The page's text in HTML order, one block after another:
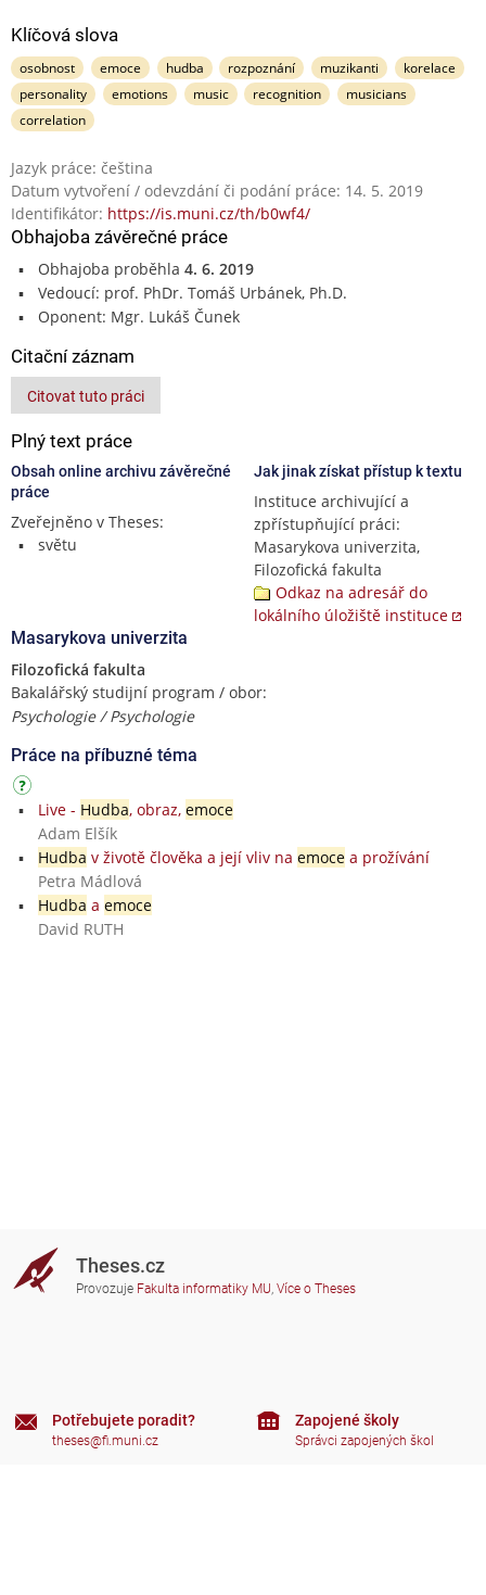
Klíčová slova
osobnost emoce hudba rozpoznání muzikanti
korelace
personality
emotions music recognition
musicians
correlation
Jazyk práce: čeština
Datum vytvoření / odevzdání či podání práce: 14. 5. 2019
Identifikátor: https://is.muni.cz/th/b0wf4/
Obhajoba závěrečné práce
Obhajoba proběhla 4. 6. 2019
Vedoucí: prof. PhDr. Tomáš Urbánek, Ph.D.
Oponent: Mgr. Lukáš Čunek
Citační záznam
Citovat tuto práci
Plný text práce
Obsah online archivu závěrečné
práce
Zveřejněno v Theses:
světu
Jak jinak získat přístup k textu
Instituce archivující a
zpřístupňující práci:
Masarykova univerzita,
Filozofická fakulta
Odkaz na adresář do
lokálního úložiště instituce
Masarykova univerzita
Filozofická fakulta
Bakalářský studijní program / obor:
Psychologie / Psychologie
Práce na příbuzné téma
Live - Hudba, obraz, emoce
Adam Elšík
Hudba v životě člověka a její vliv na emocea prožívání
Petra Mádlová
Hudba a emoce
David RUTH
Theses.cz
Provozuje Fakulta informatiky MU, Více o Theses
Potřebujete poradit?
theses@fi.muni.cz
Zapojené školy
Správci zapojených škol